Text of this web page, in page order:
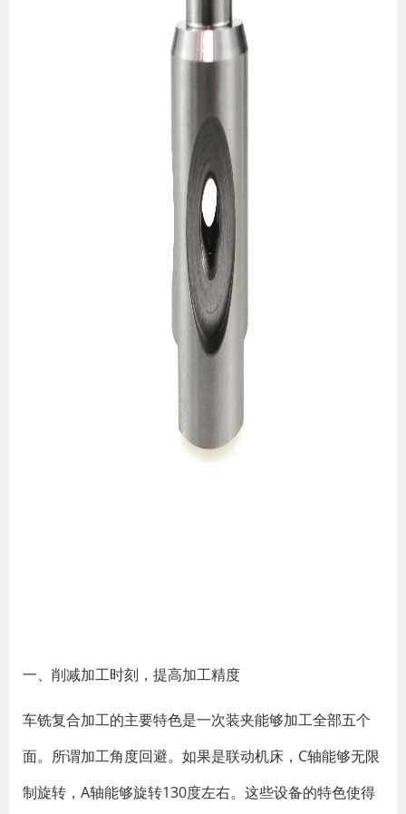
一、削减加工时刻，提高加工精度
车铣复合加工的主要特色是一次装夹能够加工全部五个
面。所谓加工角度回避。如果是联动机床，C轴能够无限
制旋转，A轴能够旋转130度左右。这些设备的特色使得